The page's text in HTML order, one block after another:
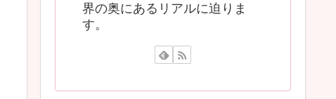
界の奥にあるリアルに迫りま
す。